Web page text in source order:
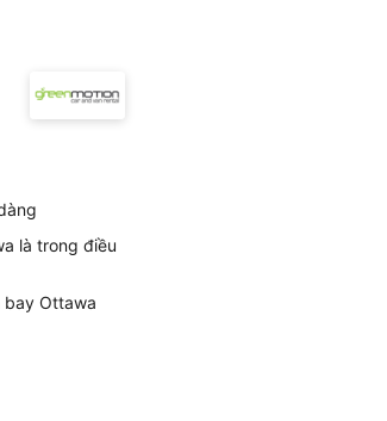
là trong điều
bay Ottawa